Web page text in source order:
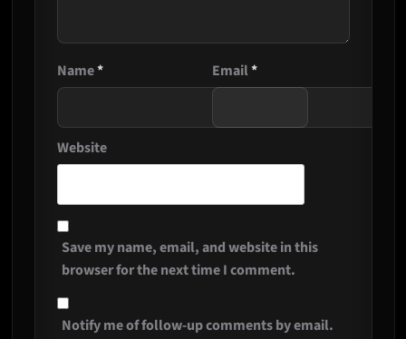
Name* Email*
Website
Save my name, email, and website in this
browser for the next time I comment.
Notify me of follow-up comments by email.